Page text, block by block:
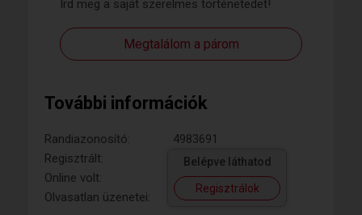
Írd meg a saját szerelmes történetedet!
Megtalálom a párom
További információk
Randiazonosító:
4983691
Regisztrált:
Online volt:
Olvasatlan üzenetei:
Belépve láthatod
Regisztrálok